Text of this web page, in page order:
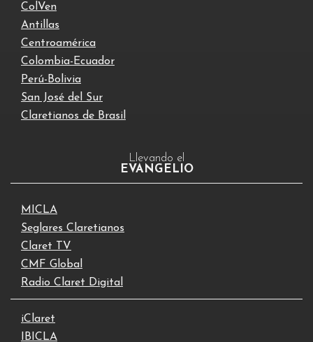
ColVen
Antillas
Centroamérica
Colombia-Ecuador
Perú-Bolivia
San José del Sur
Claretianos de Brasil
Llevando el
EVANGELIO
MICLA
Seglares Claretianos
Claret TV
CMF Global
Radio Claret Digital
iClaret
IBICLA